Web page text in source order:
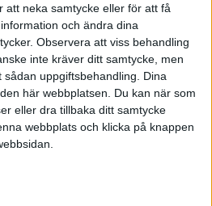
att neka samtycke eller för att få
och ändra dina
Observera att viss behandling
inte kräver ditt samtycke, men
uppgiftsbehandling. Dina
här webbplatsen. Du kan när som
eller dra tillbaka ditt samtycke
webbplats och klicka på knappen
där ordningen i mål för de
ett par km av loppets totalt dryga
hinderloppet i lag-SM i Karlstad
ändå ledde till överlägsen seger
åskådare som, obesvärat
5 km-slingan i mycket, mycket